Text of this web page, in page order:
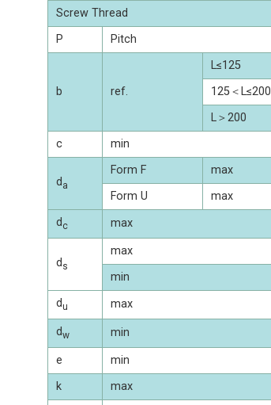
Screw Thread
P
Pitch
b ref.
L≤125
125＜L≤200
L＞200
c
min
d a
Form F max
Form U
max
d c max
d s
max
min
du max
dw min
e min
k
max